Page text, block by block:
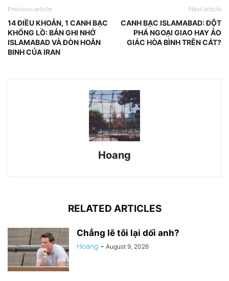
Previous article
14 ĐIỀU KHOẢN, 1 CANH BẠC
KHỔNG LỒ: BẢN GHI NHỚ
ISLAMABAD VÀ ĐÒN HOÃN
BINH CỦA IRAN
Next article
CANH BẠC ISLAMABAD: ĐỘT
PHÁ NGOẠI GIAO HAY ẢO
GIÁC HÒA BÌNH TRÊN CÁT?
Hoang
RELATED ARTICLES
Chẳng lẽ tôi lại dối anh?
Hoang - August 9, 2026